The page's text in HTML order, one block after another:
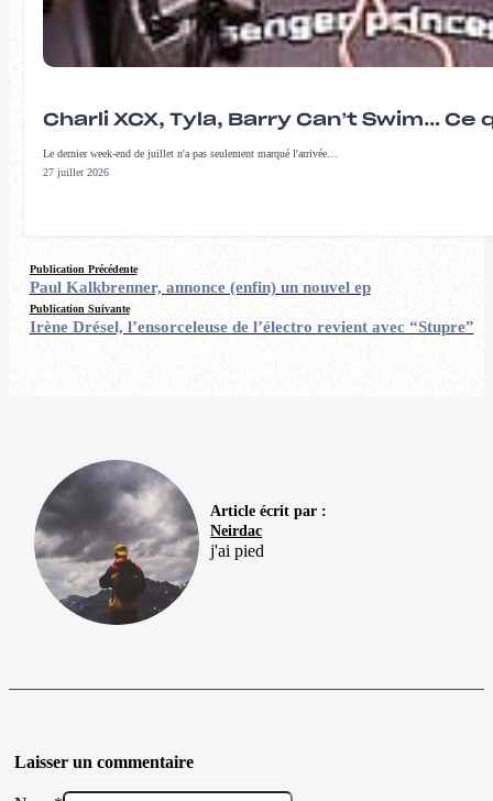
Charli XCX, Tyla, Barry Can’t Swim…
Le dernier week-end de juillet n'a pas seulement marqué l'arrivée…
27 juillet 2026
Publication Précédente
Paul Kalkbrenner, annonce (enfin) un nouvel ep
Publication Suivante
Irène Drésel, l’ensorceleuse de l’électro revient avec “Stupre”
Article écrit par :
Neirdac
j'ai pied
Laisser un commentaire